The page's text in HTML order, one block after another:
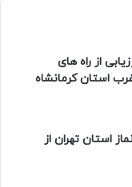
از راه های
استان کرمانشاه
استان تهران از